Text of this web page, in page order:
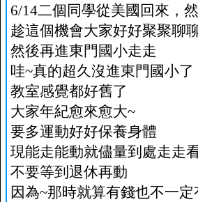
6/14二個同學從美國回來，
趁這個機會大家好好聚聚聊
然後再進東門國小走走
哇~真的超久沒進東門國小了
教室感覺都好舊了
大家年紀愈來愈大~
要多運動好好保養身體
現能走能動就儘量到處走走
不要等到退休再動
因為~那時就算有錢也不一定